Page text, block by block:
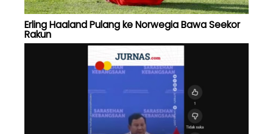
Erling Haaland Pulang ke Norwegia Bawa Seekor
Rakun